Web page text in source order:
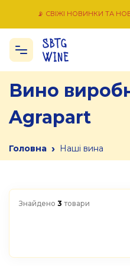
📡 СВІЖІ НОВИНКИ ТА
Вино
Agrapart
Головна › Наші вина
Знайдено 3 товари